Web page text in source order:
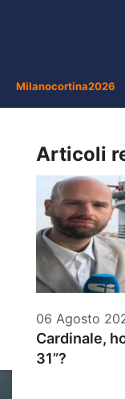
Milanocortina2026
Articoli
06 Agosto
Cardinale,
31”?